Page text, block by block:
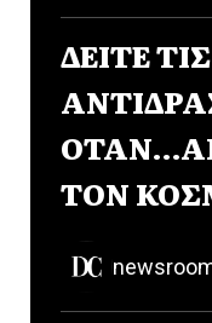
ΔΕΙΤΕ
ΤΟΝ